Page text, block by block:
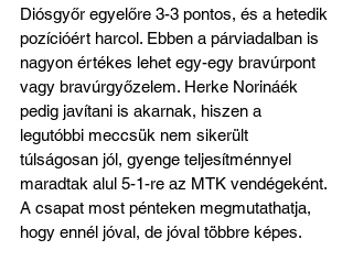
Diósgyőr egyelőre 3-3 pontos, és a hetedik
pozícióért harcol. Ebben a párviadalban is
nagyon értékes lehet egy-egy bravúrpont
vagy bravúrgyőzelem. Herke Norináék
pedig javítani is akarnak, hiszen a
legutóbbi meccsük nem sikerült
túlságosan jól, gyenge teljesítménnyel
maradtak alul 5-1-re az MTK vendégeként.
A csapat most pénteken megmutathatja,
hogy ennél jóval, de jóval többre képes.